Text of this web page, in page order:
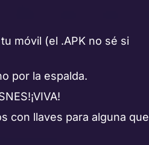
móvil (el .APK no sé si
por la espalda.
con llaves para alguna que